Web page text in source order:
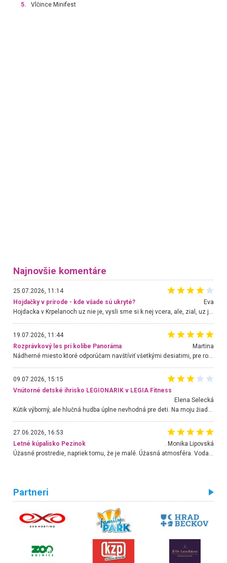
5. Vlčince Minifest
Najnovšie komentáre
25.07.2026, 11:14
Hojdačky v prírode - kde všade sú ukryté?
Eva
Hojdacka v Krpelanoch uz nie je, vysli sme si k nej vcera, ale, zial, uz je znicena. Ak sem planujete cestu len kvoli hojdacke, mozete si ju usetrit. Krasny vyhlad je tu vsak aj bez hojdacky :-)
19.07.2026, 11:44
Rozprávkový les pri kolibe Panoráma
Martina
Nádherné miesto ktoré odporúčam navštíviť všetkými desiatimi, pre rodiny s deťmi, dôchodcom... Proste a jednoducho ozaj rozprávkový les.. určite ešte prídeme. Odniesli sme si na pamiatku krásne tričká,
09.07.2026, 15:15
Vnútorné detské ihrisko LEGIONARIK v LEGIA Fitness
Elena Selecká
27.06.2026, 16:53
Letné kúpalisko Pezinok
. Monika Lipovská
Úžasné prostredie, napriek tomu, že je malé. Úžasná atmosféra. Voda fantastická a nádherná. Ľudí je pomerne veľa, ale su mili a ohľaduplní. Je veľmi zaujímavé sledovať, ako dokážu spolu športovať cudzí ľudia a bez ohľadu na vek. Vládne tu pohoda. Vnuka neviem dostať z vody. Ďakujem za krásny deň . Urcite sa sem vrátim. Jediný problém je s parkovaním, ale aj ten sa mi podarilo vyriešiť. Monika Bratislava
Partneri